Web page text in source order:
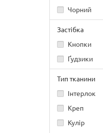
Чорний
Застібка
Кнопки
Ґудзики
Тип тканини
Інтерлок
Креп
Кулір